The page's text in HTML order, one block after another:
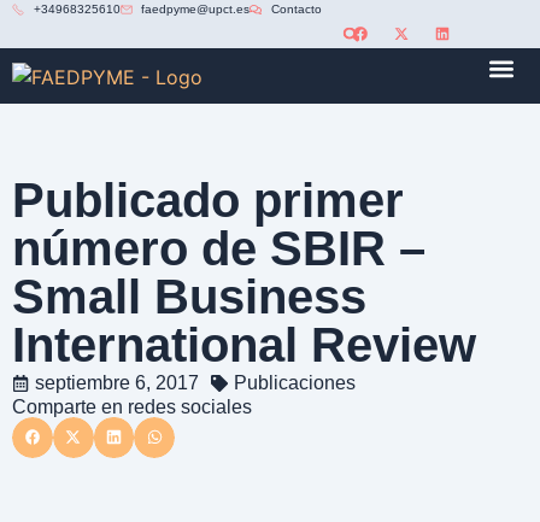
+34968325610 faedpyme@upct.es Contacto
Publicado primer
número de SBIR –
Small Business
International Review
septiembre 6, 2017
Publicaciones
Comparte en redes sociales